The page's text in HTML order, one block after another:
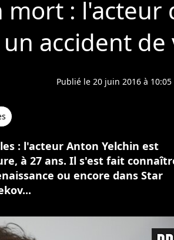
mort : l'acteur
accident
Publié le 20 juin 2016 à 10:05
: l'acteur Anton Yelchin est
à 27 ans. Il s'est fait
ou encore dans Star